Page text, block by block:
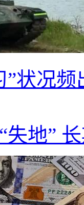
”状况
失地”